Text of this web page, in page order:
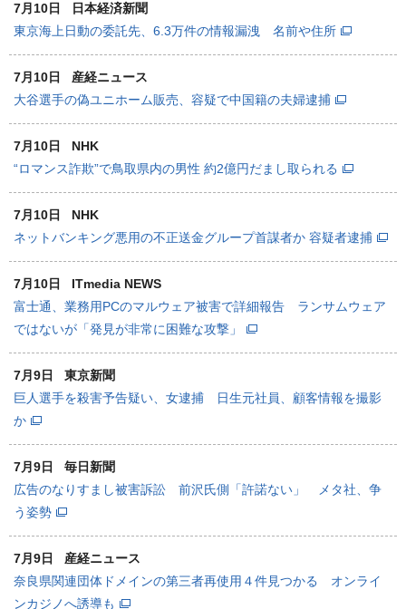
7月10日
日本経済新聞
東京海上日動の委託先、6.3万件の情報漏洩 名前や住所
7月10日
産経ニュース
大谷選手の偽ユニホーム販売、容疑で中国籍の夫婦逮捕
7月10日
NHK
“ロマンス詐欺”で鳥取県内の男性 約2億円だまし取られる
7月10日
NHK
ネットバンキング悪用の不正送金グループ首謀者か 容疑者逮捕
7月10日
ITmedia NEWS
富士通、業務用PCのマルウェア被害で詳細報告 ランサムウェア
ではないが「発見が非常に困難な攻撃」
7月9日
東京新聞
巨人選手を殺害予告疑い、女逮捕 日生元社員、顧客情報を撮影
か
7月9日
毎日新聞
広告のなりすまし被害訴訟 前沢氏側「許諾ない」 メタ社、争
う姿勢
7月9日
産経ニュース
奈良県関連団体ドメインの第三者再使用４件見つかる オンライ
ンカジノへ誘導も